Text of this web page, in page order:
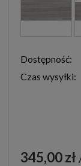
Dostępność:
Czas wysyłki:
345,00 zł